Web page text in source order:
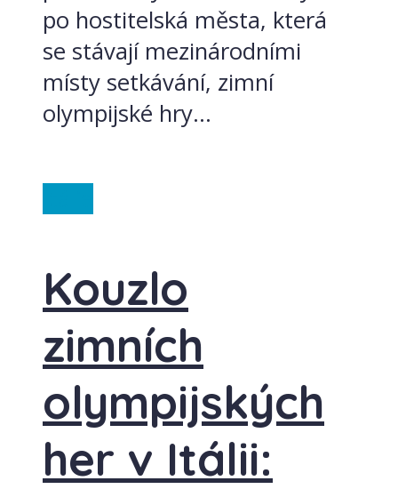
po hostitelská města, která
se stávají mezinárodními
místy setkávání, zimní
olympijské hry...
Kouzlo
zimních
olympijských
her v Itálii: